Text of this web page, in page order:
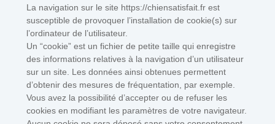
La navigation sur le site https://chiensatisfait.fr est
susceptible de provoquer l’installation de cookie(s) sur
l’ordinateur de l’utilisateur.
Un “cookie” est un fichier de petite taille qui enregistre
des informations relatives à la navigation d’un utilisateur
sur un site. Les données ainsi obtenues permettent
d’obtenir des mesures de fréquentation, par exemple.
Vous avez la possibilité d’accepter ou de refuser les
cookies en modifiant les paramètres de votre navigateur.